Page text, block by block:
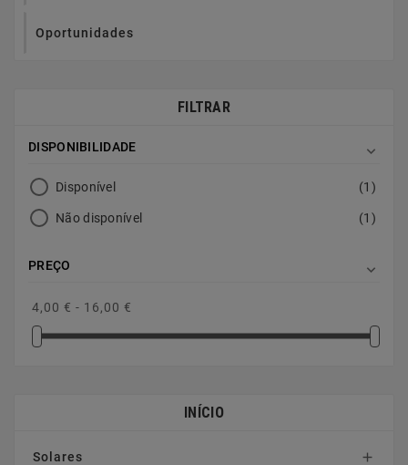
Oportunidades
FILTRAR
DISPONIBILIDADE 
Disponível (1)
Não disponível (1)
PREÇO 
4,00 € - 16,00 €
INÍCIO
Solares 